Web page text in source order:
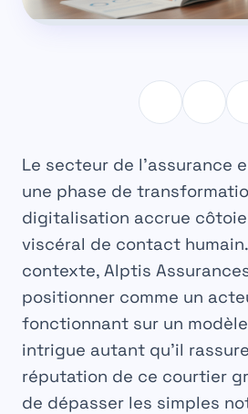
Le secteur de l’assurance
une phase de
digitalisation accrue côtoie
viscéral de contact humain.
contexte, Alptis
positionner comme un
fonctionnant sur un
intrigue autant qu’il
réputation de ce courtier
de dépasser les simples